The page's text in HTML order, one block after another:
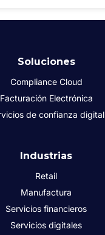
Soluciones
Compliance Cloud
Facturación Electrónica
de confianza digital
Industrias
Retail
Manufactura
Servicios financieros
Servicios digitales